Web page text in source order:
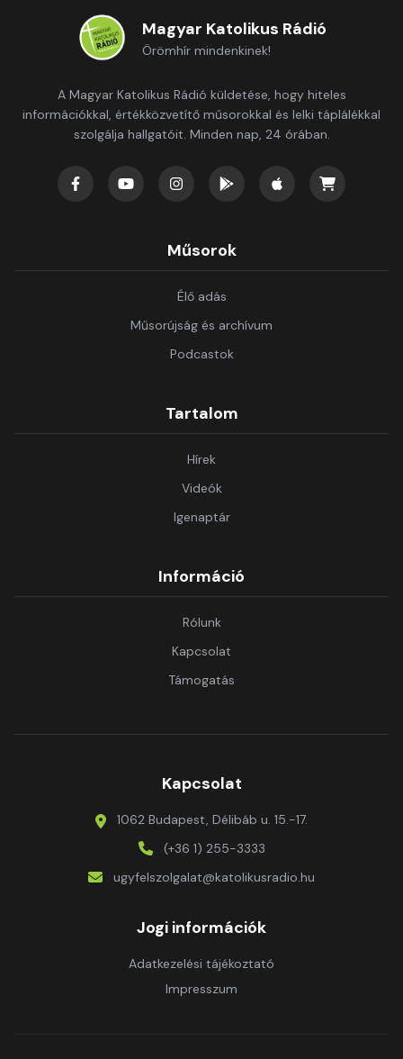
Magyar Katolikus Rádió
Örömhír mindenkinek!
A Magyar Katolikus Rádió küldetése, hogy hiteles
információkkal, értékközvetítő műsorokkal és lelki táplálékkal
szolgálja hallgatóit. Minden nap, 24 órában.
Műsorok
Élő adás
Műsorújság és archívum
Podcastok
Tartalom
Hírek
Videók
Igenaptár
Információ
Rólunk
Kapcsolat
Támogatás
Kapcsolat
1062 Budapest, Délibáb u. 15.-17.
(+36 1) 255-3333
ugyfelszolgalat@katolikusradio.hu
Jogi információk
Adatkezelési tájékoztató
Impresszum